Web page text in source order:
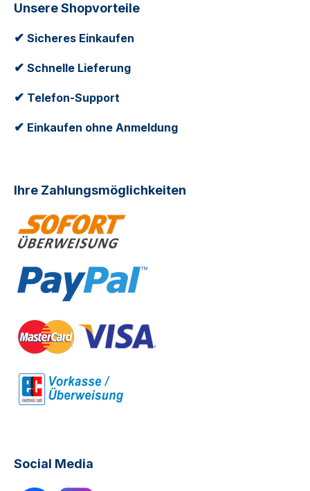
Unsere Shopvorteile
✔ Sicheres Einkaufen
✔ Schnelle Lieferung
✔ Telefon-Support
✔ Einkaufen ohne Anmeldung
Ihre Zahlungsmöglichkeiten
Social Media